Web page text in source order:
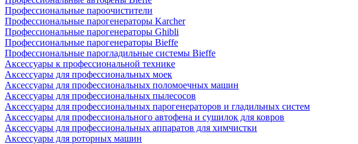
Профессиональные пароочистители
Профессиональные парогенераторы Karcher
Профессиональные парогенераторы Ghibli
Профессиональные парогенераторы Bieffe
Профессиональные парогладильные системы Bieffe
Аксессуары к профессиональной технике
Аксессуары для профессиональных моек
Аксессуары для профессиональных поломоечных машин
Аксессуары для профессиональных пылесосов
Аксессуары для профессиональных парогенераторов и гладильных систем
Аксессуары для профессионального автофена и сушилок для ковров
Аксессуары для профессиональных аппаратов для химчистки
Аксессуары для роторных машин